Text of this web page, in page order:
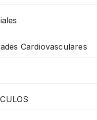
Cardiovasculares